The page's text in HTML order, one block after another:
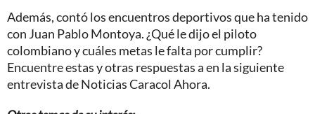
Además, contó los encuentros deportivos que ha tenido
con Juan Pablo Montoya. ¿Qué le dijo el piloto
colombiano y cuáles metas le falta por cumplir?
Encuentre estas y otras respuestas a en la siguiente
entrevista de Noticias Caracol Ahora.